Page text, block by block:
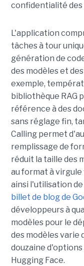
confidentialité des
L'application
tâches à tour
génération de
des modèles et
exemple,
bibliothèque RAG
référence à des
sans réglage fin,
Calling permet
remplissage de
réduit la taille des
au format à
ainsi l'utilisation
billet de blog de
développeurs à
modèles pour le
des modèles varie
douzaine
Hugging Face.